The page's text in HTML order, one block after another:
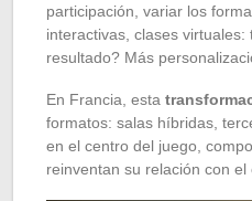
participación, variar los
interactivas, clases
resultado? Más
En Francia, esta
formatos: salas híbridas,
en el centro del juego,
reinventan su relación con